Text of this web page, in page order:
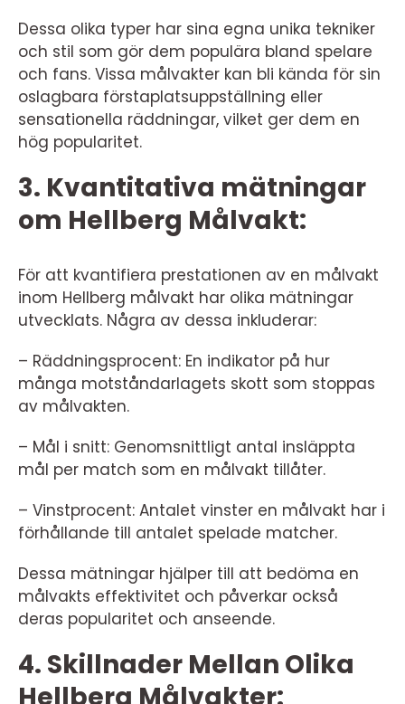
Dessa olika typer har sina egna unika tekniker
och stil som gör dem populära bland spelare
och fans. Vissa målvakter kan bli kända för sin
oslagbara förstaplatsuppställning eller
sensationella räddningar, vilket ger dem en
hög popularitet.
3. Kvantitativa mätningar
om Hellberg Målvakt:
För att kvantifiera prestationen av en målvakt
inom Hellberg målvakt har olika mätningar
utvecklats. Några av dessa inkluderar:
– Räddningsprocent: En indikator på hur
många motståndarlagets skott som stoppas
av målvakten.
– Mål i snitt: Genomsnittligt antal insläppta
mål per match som en målvakt tillåter.
– Vinstprocent: Antalet vinster en målvakt har i
förhållande till antalet spelade matcher.
Dessa mätningar hjälper till att bedöma en
målvakts effektivitet och påverkar också
deras popularitet och anseende.
4. Skillnader Mellan Olika